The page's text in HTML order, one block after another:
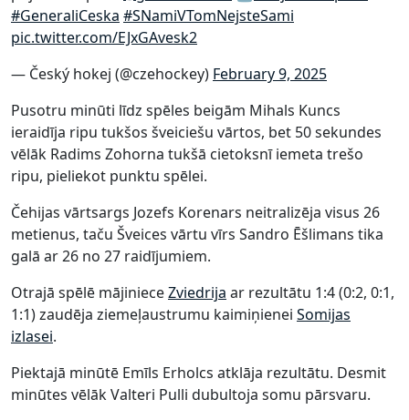
#GeneraliCeska #SNamiVTomNejsteSami
pic.twitter.com/EJxGAvesk2
— Český hokej (@czehockey) February 9, 2025
Pusotru minūti līdz spēles beigām Mihals Kuncs
ieraidīja ripu tukšos šveiciešu vārtos, bet 50 sekundes
vēlāk Radims Zohorna tukšā cietoksnī iemeta trešo
ripu, pieliekot punktu spēlei.
Čehijas vārtsargs Jozefs Korenars neitralizēja visus 26
metienus, taču Šveices vārtu vīrs Sandro Ēšlimans tika
galā ar 26 no 27 raidījumiem.
Otrajā spēlē mājinieceZviedrija ar rezultātu 1:4 (0:2, 0:1,
1:1) zaudēja ziemeļaustrumu kaimiņienei Somijas
izlasei.
Piektajā minūtē Emīls Erholcs atklāja rezultātu. Desmit
minūtes vēlāk Valteri Pulli dubultoja somu pārsvaru.